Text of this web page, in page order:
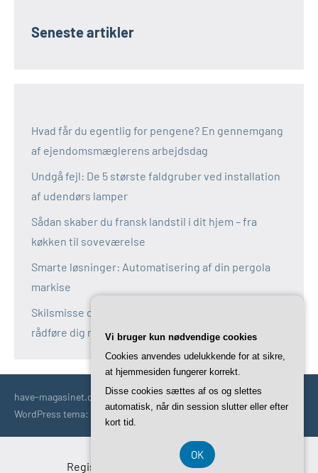
Seneste artikler
Hvad får du egentlig for pengene? En gennemgang
af ejendomsmæglerens arbejdsdag
Undgå fejl: De 5 største faldgruber ved installation
af udendørs lamper
Sådan skaber du fransk landstil i dit hjem – fra
køkken til soveværelse
Smarte løsninger: Automatisering af din pergola
markise
Skilsmisse og fælles bolig: Derfor bør du altid
rådføre dig med en boligadvokat
have-magasinet.dk | Havetips | Tricks | Idéer | Trends og mere
WordPress tema: Occasio by ThemeZee.
Registreringsnummer DK-37 40 77 39
Vi bruger kun nødvendige cookies
Cookies anvendes udelukkende for at sikre,
at hjemmesiden fungerer korrekt.
Disse cookies sættes af os og slettes
automatisk, når din session slutter eller efter
kort tid.
OK